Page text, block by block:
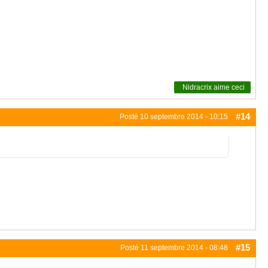
Nidracrix aime ceci
Posté 10 septembre 2014 - 10:15 #14
Posté 11 septembre 2014 - 08:48 #15